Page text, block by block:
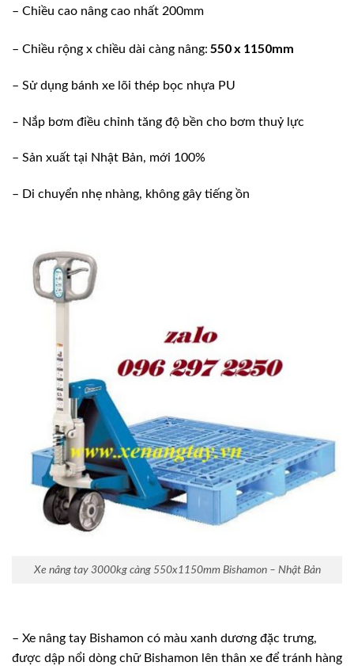
– Chiều cao nâng cao nhất 200mm
– Chiều rộng x chiều dài càng nâng: 550 x 1150mm
– Sử dụng bánh xe lõi thép bọc nhựa PU
– Nắp bơm điều chỉnh tăng độ bền cho bơm thuỷ lực
– Sản xuất tại Nhật Bản, mới 100%
– Di chuyển nhẹ nhàng, không gây tiếng ồn
Xe nâng tay 3000kg càng 550x1150mm Bishamon – Nhật Bản
– Xe nâng tay Bishamon có màu xanh dương đặc trưng,
được dập nổi dòng chữ Bishamon lên thân xe để tránh hàng